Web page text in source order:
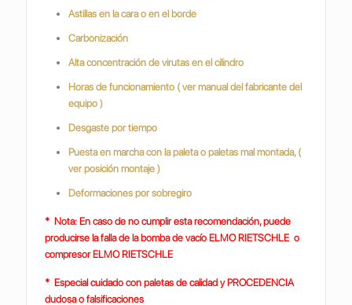
Astillas en la cara o en el borde
Carbonización
Alta concentración de virutas en el cilindro
Horas de funcionamiento ( ver manual del fabricante del
equipo )
Desgaste por tiempo
Puesta en marcha con la paleta o paletas mal montada, (
ver posición montaje )
Deformaciones por sobregiro
* Nota: En caso de no cumplir esta recomendación, puede
producirse la falla de la bomba de vacío ELMO RIETSCHLE o
compresor ELMO RIETSCHLE
* Especial cuidado con paletas de calidad y PROCEDENCIA
dudosa o falsificaciones